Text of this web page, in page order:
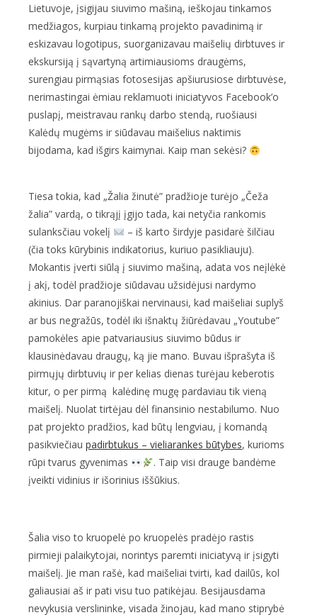
Lietuvoje, įsigijau siuvimo mašiną, ieškojau tinkamos
medžiagos, kurpiau tinkamą projekto pavadinimą ir
eskizavau logotipus, suorganizavau maišelių dirbtuves ir
ekskursiją į sąvartyną artimiausioms draugėms,
surengiau pirmąsias fotosesijas apšiurusiose dirbtuvėse,
nerimastingai ėmiau reklamuoti iniciatyvos Facebook’o
puslapį, meistravau rankų darbo stendą, ruošiausi
Kalėdų mugėms ir siūdavau maišelius naktimis
bijodama, kad išgirs kaimynai. Kaip man sekėsi?
Tiesa tokia, kad „Žalia žinutė” pradžioje turėjo „Čeža
žalia” vardą, o tikrąjį įgijo tada, kai netyčia rankomis
sulanksčiau vokelį
– iš karto širdyje pasidarė šilčiau
(čia toks kūrybinis indikatorius, kuriuo pasikliauju).
Mokantis įverti siūlą į siuvimo mašiną, adata vos neįlėkė
į akį, todėl pradžioje siūdavau užsidėjusi nardymo
akinius. Dar paranojiškai nervinausi, kad maišeliai suplyš
ar bus negražūs, todėl iki išnaktų žiūrėdavau „Youtube”
pamokėles apie patvariausius siuvimo būdus ir
klausinėdavau draugų, ką jie mano. Buvau išprašyta iš
pirmųjų dirbtuvių ir per kelias dienas turėjau keberotis
kitur, o per pirmą kalėdinę mugę pardaviau tik vieną
maišelį. Nuolat tirtėjau dėl finansinio nestabilumo. Nuo
pat projekto pradžios, kad būtų lengviau, į komandą
pasikviečiau padirbtukus – vieliarankes būtybes, kurioms
rūpi tvarus gyvenimas
. Taip visi drauge bandėme
įveikti vidinius ir išorinius iššūkius.
Šalia viso to kruopelė po kruopelės pradėjo rastis
pirmieji palaikytojai, norintys paremti iniciatyvą ir įsigyti
maišelį. Jie man rašė, kad maišeliai tvirti, kad dailūs, kol
galiausiai aš ir pati visu tuo patikėjau. Besijausdama
nevykusia verslininke, visada žinojau, kad mano stiprybė